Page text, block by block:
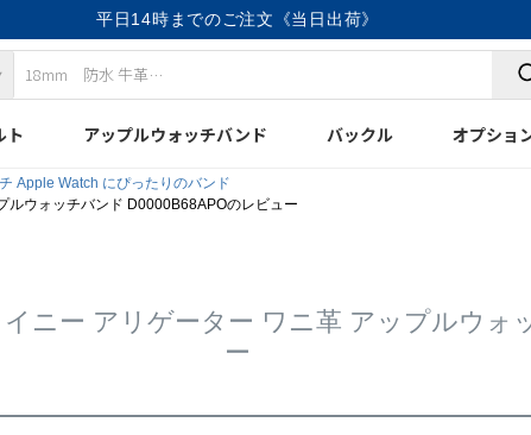
平日14時までのご注文《当日出荷》
ト アップルウォッチバンド バックル オプショ
Apple Watch にぴったりのバンド
ルウォッチバンド D0000B68APOのレビュー
ニー アリゲーター ワニ革 アップルウォ
ー